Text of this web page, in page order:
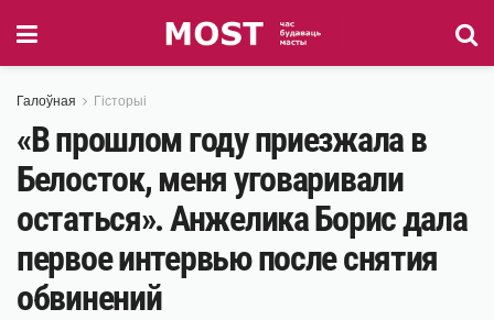
Галоўная Гісторыі
«В прошлом году приезжала в
Белосток, меня уговаривали
остаться». Анжелика Борис дала
первое интервью после снятия
обвинений